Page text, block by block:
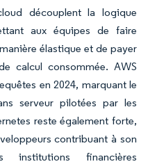
découplent la logique
aux équipes de faire
élastique et de payer
calcul consommée. AWS
en 2024, marquant le
serveur pilotées par les
reste également forte,
contribuant à son
financières